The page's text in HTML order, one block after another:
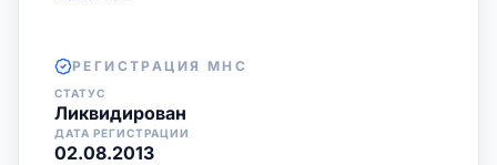
РЕГИСТРАЦИЯ МНС
СТАТУС
Ликвидирован
ДАТА РЕГИСТРАЦИИ
02.08.2013